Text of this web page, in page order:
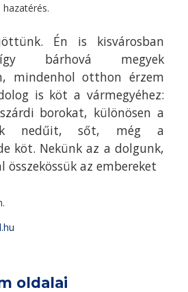
Én is kisvárosban
bárhová megyek
mindenhol otthon érzem
is köt a vármegyéhez:
borokat, különösen a
nedűit, sőt, még a
köt. Nekünk az a dolgunk,
összekössük az embereket
oldalai